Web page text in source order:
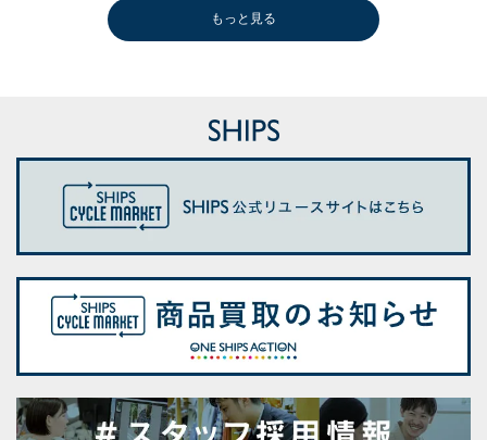
もっと見る